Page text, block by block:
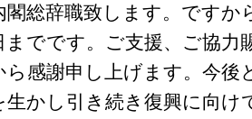
閣総辞職致します。ですか
までです。ご支援、ご協力
ら感謝申し上げます。今後
生かし引き続き復興に向け